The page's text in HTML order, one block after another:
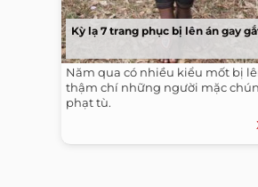
Kỳ lạ 7 trang phục bị lên án gay
Năm qua có nhiều kiểu mốt bị
thậm chí những người mặc
phạt tù.